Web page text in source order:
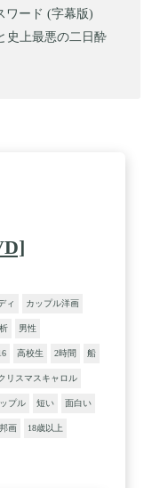
ワード (字幕版)
史上最悪の二日酔
ィ カップル洋画
男性
高校生 2時間 船
リスマスキャロル
プル 短い 面白い
画 18歳以上